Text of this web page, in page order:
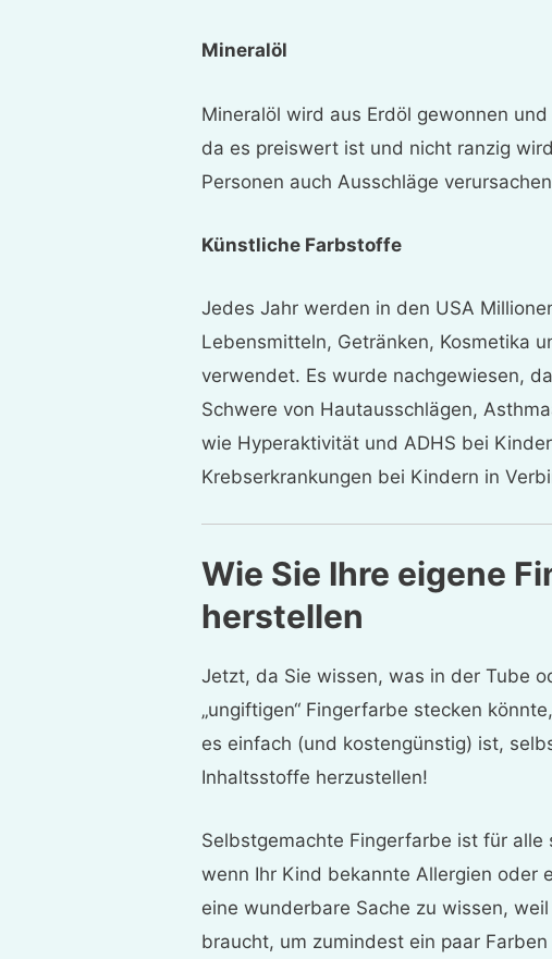
Mineralöl
Mineralöl wird aus Erdöl gewonnen
da es preiswert ist und nicht ranzig
Personen auch Ausschläge
Künstliche Farbstoffe
Jedes Jahr werden in den USA
Lebensmitteln, Getränken, Kosmetika
verwendet. Es wurde nachgewiesen,
Schwere von Hautausschlägen,
wie Hyperaktivität und ADHS bei
Krebserkrankungen bei Kindern in
Wie Sie Ihre eigene
herstellen
Jetzt, da Sie wissen, was in der Tube
„ungiftigen“ Fingerfarbe stecken
es einfach (und kostengünstig) ist,
Inhaltsstoffe herzustellen!
Selbstgemachte Fingerfarbe ist für
wenn Ihr Kind bekannte Allergien oder
eine wunderbare Sache zu wissen,
braucht, um zumindest ein paar